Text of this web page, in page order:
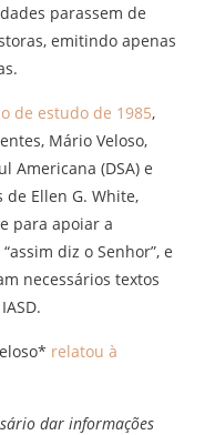
parassem de
emitindo apenas
de estudo de 1985,
Mário Veloso,
Americana (DSA) e
Ellen G. White,
para apoiar a
diz o Senhor”, e
necessários textos
relatou à
dar informações